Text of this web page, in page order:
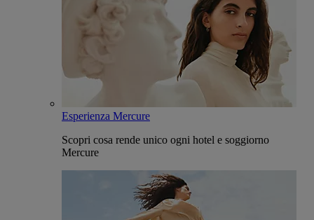
Esperienza Mercure
Scopri cosa rende unico ogni hotel e soggiorno
Mercure